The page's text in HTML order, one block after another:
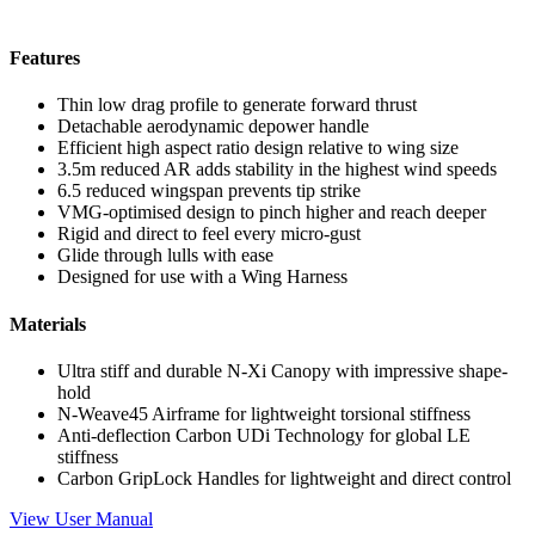
Features
Thin low drag profile to generate forward thrust
Detachable aerodynamic depower handle
Efficient high aspect ratio design relative to wing size
3.5m reduced AR adds stability in the highest wind speeds
6.5 reduced wingspan prevents tip strike
VMG-optimised design to pinch higher and reach deeper
Rigid and direct to feel every micro-gust
Glide through lulls with ease
Designed for use with a Wing Harness
Materials
Ultra stiff and durable N-Xi Canopy with impressive shape-
hold
N-Weave45 Airframe for lightweight torsional stiffness
Anti-deflection Carbon UDi Technology for global LE
stiffness
Carbon GripLock Handles for lightweight and direct control
View User Manual